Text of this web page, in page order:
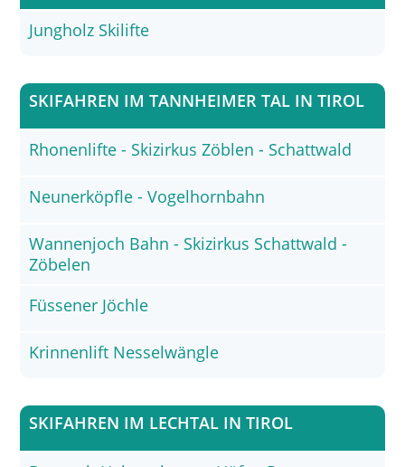
Jungholz Skilifte
SKIFAHREN IM TANNHEIMER TAL IN TIROL
Rhonenlifte - Skizirkus Zöblen - Schattwald
Neunerköpfle - Vogelhornbahn
Wannenjoch Bahn - Skizirkus Schattwald -
Zöbelen
Füssener Jöchle
Krinnenlift Nesselwängle
SKIFAHREN IM LECHTAL IN TIROL